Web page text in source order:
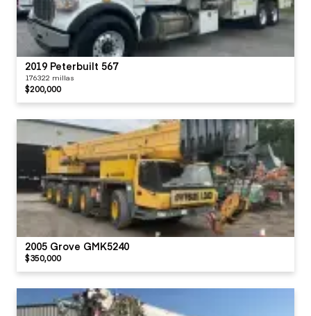
2019 Peterbuilt 567
176322 millas
$200,000
2005 Grove GMK5240
$350,000